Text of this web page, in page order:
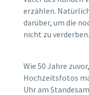
erzählen.
darüber, um die
nicht zu verderben.
Wie 50 Jahre
Hochzeitsfotos
Uhr am